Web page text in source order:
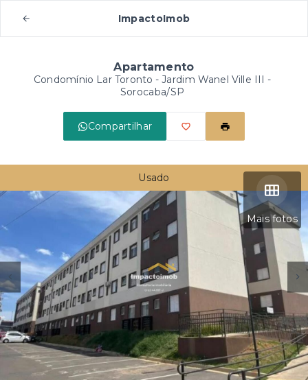
ImpactoImob
Apartamento
Condomínio Lar Toronto -Jardim Wanel Ville III -
Sorocaba/SP
Compartilhar
Mais fotos
Usado